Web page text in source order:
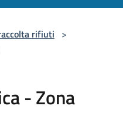
rifiuti >
- Zona